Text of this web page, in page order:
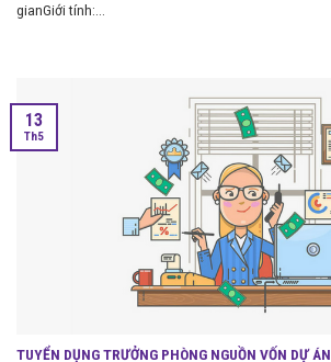
gianGiới tính:...
TUYỂN DỤNG TRƯỞNG PHÒNG NGUỒN VỐN DỰ ÁN
13
Th5